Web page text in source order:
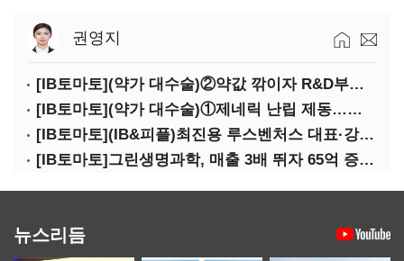
권영지
[IB토마토](약가 대수술)②약값 깎이자 R&D부터 축소…제약업계 비상경영 돌입
[IB토마토](약가 대수술)①제네릭 난립 제동…중소 제약사 수익성 비상
[IB토마토](IB&피플)최진용 루스벤처스 대표·강승순 이사
[IB토마토]그린생명과학, 매출 3배 뛰자 65억 증설…상위 2곳 의존도 82%
뉴스리듬